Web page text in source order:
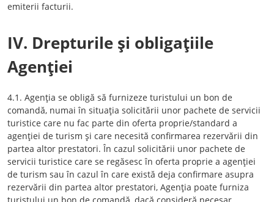
emiterii facturii.
IV. Drepturile şi obligaţiile
Agenţiei
4.1. Agenţia se obligă să furnizeze turistului un bon de
comandă, numai în situaţia solicitării unor pachete de servicii
turistice care nu fac parte din oferta proprie/standard a
agenţiei de turism şi care necesită confirmarea rezervării din
partea altor prestatori. În cazul solicitării unor pachete de
servicii turistice care se regăsesc în oferta proprie a agenţiei
de turism sau în cazul în care există deja confirmare asupra
rezervării din partea altor prestatori, Agenţia poate furniza